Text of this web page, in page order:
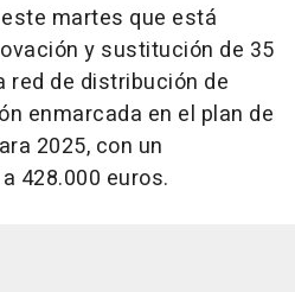
martes que está
y sustitución de 35
de distribución de
enmarcada en el plan de
2025, con un
428.000 euros.